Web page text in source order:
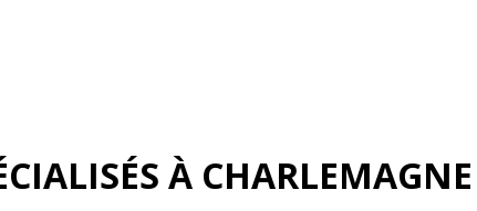
À CHARLEMAGNE